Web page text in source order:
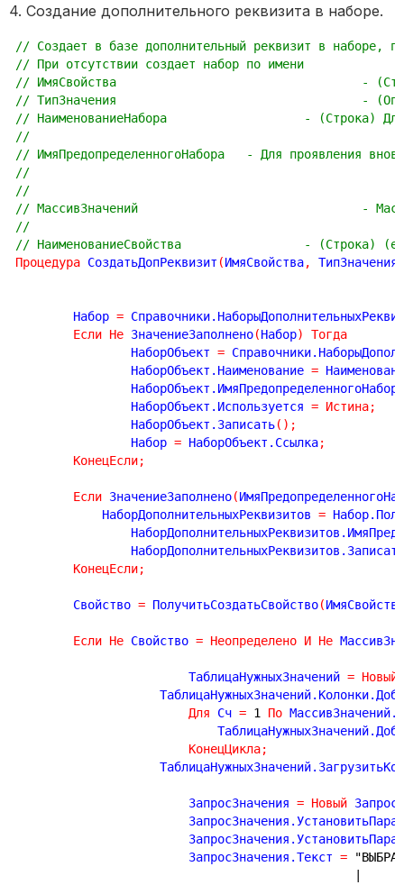
4. Создание дополнительного реквизита в наборе.
// Создает в базе дополнительный реквизит в наборе,
// При отсутствии создает набор по имени
//
//
//
// ИмяПредопределенногоНабора 	-
//
//
Процедура СоздатьДопРеквизит (ИмяСвойства, ТипЗначения
	Набор
=
Если Не ЗначениеЗаполнено(Набор)
Тогда
		НаборОбъект
=
		НаборОбъект.Наименование
=
		НаборОбъект.Используется
= Истина;
		НаборОбъект.Записать
( ) ;
		Набор
= НаборОбъект.Ссылка;
КонецЕсли;
Если ЗначениеЗаполнено(
	    НаборДополнительныхРеквизитов
=
КонецЕсли;
	Свойство
= ПолучитьСоздатьСвойство(
Если Не Свойство = Неопределено И Не
			ТаблицаНужныхЗначений
= Новый
Для Сч = 1 По
КонецЦикла;
			ЗапросЗначения
= Новый Запрос
			ЗапросЗначения.Текст
=